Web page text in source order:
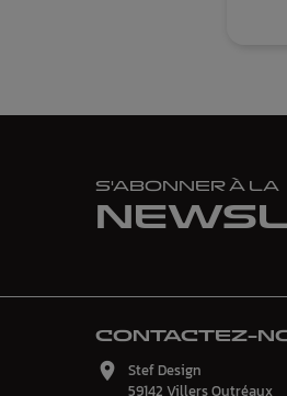
S'ABONNER À LA
CONTACTEZ-

Stef Design
59142 Villers Outréaux